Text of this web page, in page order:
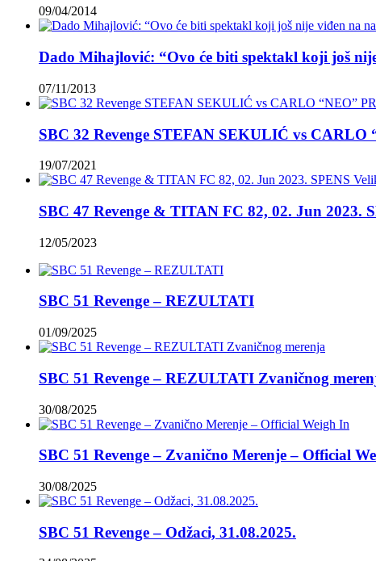
09/04/2014
Dado Mihajlović: “Ovo će biti spektakl koji još
07/11/2013
SBC 32 Revenge STEFAN SEKULIĆ vs CARLO
19/07/2021
SBC 47 Revenge & TITAN FC 82, 02. Jun 2023.
12/05/2023
SBC 51 Revenge – REZULTATI
01/09/2025
SBC 51 Revenge – REZULTATI Zvaničnog
30/08/2025
SBC 51 Revenge – Zvanično Merenje – Official
30/08/2025
SBC 51 Revenge – Odžaci, 31.08.2025.